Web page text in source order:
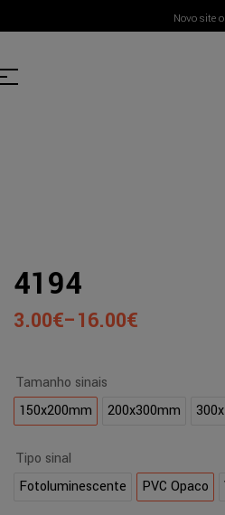
Novo site
4194
3.00€–16.00€
Tamanho sinais
150x200mm
200x300mm
Tipo sinal
Fotoluminescente
PVC Opaco